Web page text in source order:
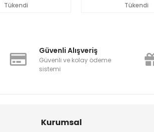
Tükendi Tükendi
Güvenli Alışveriş
Güvenli ve kolay ödeme
sistemi
Kurumsal